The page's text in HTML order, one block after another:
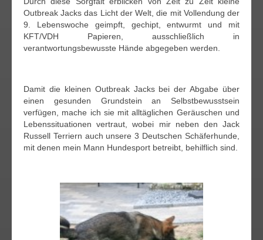
Outbreak Jacks das Licht der Welt, die mit Vollendung der
9. Lebenswoche geimpft, gechipt, entwurmt und mit
KFT/VDH Papieren, ausschließlich in
verantwortungsbewusste Hände abgegeben werden.
Damit die kleinen Outbreak Jacks bei der Abgabe über
einen gesunden Grundstein an Selbstbewusstsein
verfügen, mache ich sie mit alltäglichen Geräuschen und
Lebenssituationen vertraut, wobei mir neben den Jack
Russell Terriern auch unsere 3 Deutschen Schäferhunde,
mit denen mein Mann Hundesport betreibt, behilflich sind.